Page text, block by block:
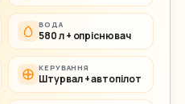
ВОДА
580 л + опріснювач
КЕРУВАННЯ
Штурвал + автопілот